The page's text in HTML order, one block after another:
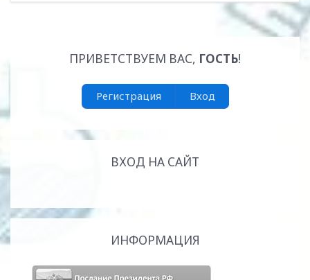
ПРИВЕТСТВУЕМ ВАС, ГОСТЬ!
Регистрация Вход
ВХОД НА САЙТ
ИНФОРМАЦИЯ